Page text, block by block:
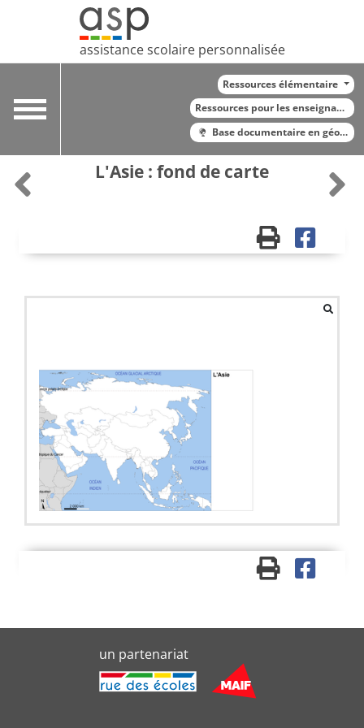
assistance scolaire personnalisée
Toggle
Ressources élémentaire
Ressources pour les enseignants
Base documentaire en
L'Asie : fond de carte
un partenariat